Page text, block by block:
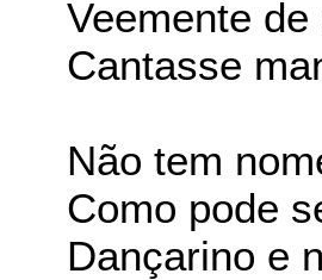
Veemente
Cantasse
Não tem
Como pode
Dançarino e